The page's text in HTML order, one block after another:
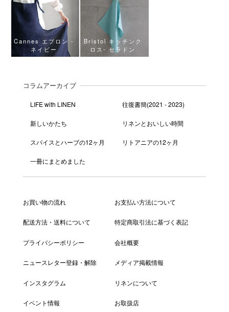
Cannes エプロン -
ネイビー
Bristol キッチンク
ロス- セラドン
コラムアーカイブ
LIFE with LINEN 往復書簡(2021 - 2023)
新しいかたち リネンとおいしい時間
スパイスとハーブの12ヶ月 リトアニアの12ヶ月
一冊にまとめました
お買い物の流れ お支払い方法について
配送方法・送料について 特定商取引法に基づく表記
プライバシーポリシー 会社概要
ニュースレター登録・解除 メディア掲載情報
インスタグラム リネンについて
イベント情報 お取扱店